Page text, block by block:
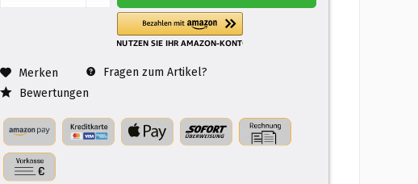
Merken
Fragen zum Artikel?
Bewertungen